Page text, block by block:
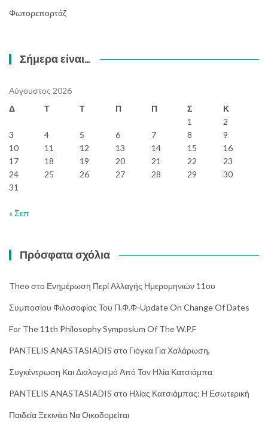
Φωτορεπορτάζ
Σήμερα είναι…
Αύγουστος 2026
Δ
Τ Τ Π Π Σ
Κ
1
2
3
4 5 6 7 8
9
10
11 12 13 14 15
16
17
18 19 20 21 22
23
24
25 26 27 28 29
30
31
« Σεπ
Πρόσφατα σχόλια
Theo στο Ενημέρωση Περί Αλλαγής Ημερομηνιών 11ου
Συμποσίου Φιλοσοφίας Του Π.Φ.Φ-Update On Change Of Dates
For The 11th Philosophy Symposium Of The W.P.F
PANTELIS ANASTASIADIS στο Γιόγκα Για Χαλάρωση,
Συγκέντρωση Και Διαλογισμό Από Τον Ηλία Κατσιάμπα
PANTELIS ANASTASIADIS στο Ηλίας Κατσιάμπας: Η Εσωτερική
Παιδεία Ξεκινάει Να Οικοδομείται